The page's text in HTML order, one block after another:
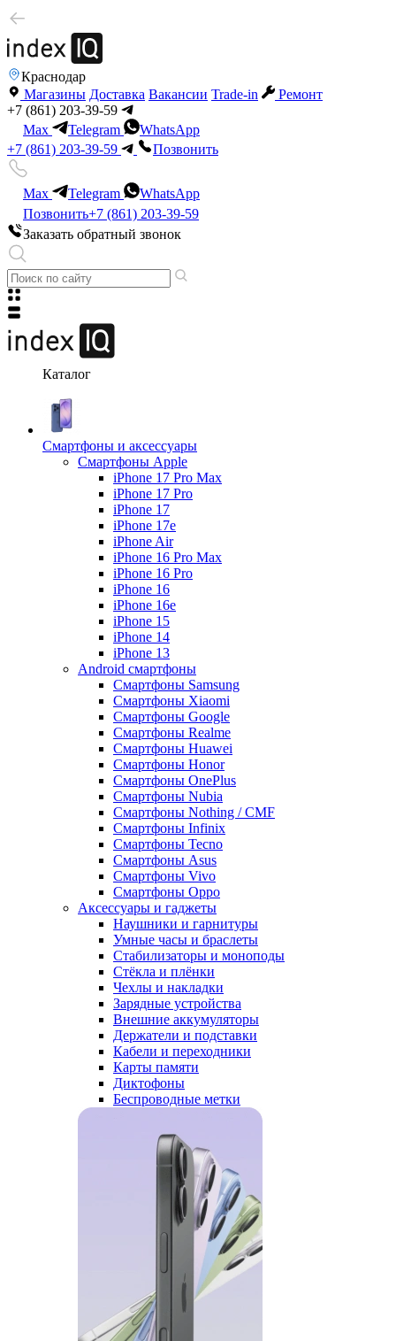
Краснодар
Магазины Доставка Вакансии Trade-in
Ремонт
+7 (861) 203-39-59
Max
Telegram
WhatsApp
+7 (861) 203-39-59
Позвонить
Max Telegram
WhatsApp
Позвонить+7 (861) 203-39-59
Заказать обратный звонок
Каталог
Смартфоны и аксессуары
Смартфоны Apple
iPhone 17 Pro Max
iPhone 17 Pro
iPhone 17
iPhone 17e
iPhone Air
iPhone 16 Pro Max
iPhone 16 Pro
iPhone 16
iPhone 16e
iPhone 15
iPhone 14
iPhone 13
Android cмартфоны
Смартфоны Samsung
Смартфоны Xiaomi
Смартфоны Google
Смартфоны Realme
Смартфоны Huawei
Смартфоны Honor
Смартфоны OnePlus
Смартфоны Nubia
Смартфоны Nothing / CMF
Смартфоны Infinix
Смартфоны Tecno
Смартфоны Asus
Смартфоны Vivo
Смартфоны Oppo
Аксессуары и гаджеты
Наушники и гарнитуры
Умные часы и браслеты
Стабилизаторы и моноподы
Стёкла и плёнки
Чехлы и накладки
Зарядные устройства
Внешние аккумуляторы
Держатели и подставки
Кабели и переходники
Карты памяти
Диктофоны
Беспроводные метки